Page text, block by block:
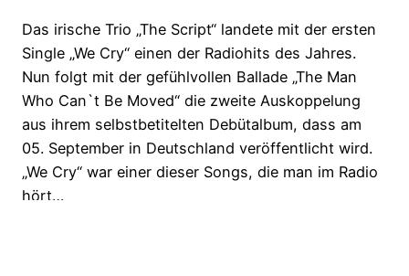
Das irische Trio „The Script“ landete mit der ersten
Single „We Cry“ einen der Radiohits des Jahres.
Nun folgt mit der gefühlvollen Ballade „The Man
Who Can`t Be Moved“ die zweite Auskoppelung
aus ihrem selbstbetitelten Debütalbum, dass am
05. September in Deutschland veröffentlicht wird.
„We Cry“ war einer dieser Songs, die man im Radio
hört…